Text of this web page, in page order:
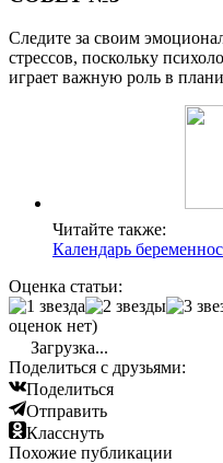
Следите за своим
стрессов, поскольку
играет важную роль в
Читайте также:
Календарь
Оценка статьи:
оценок нет)
Загрузка...
Поделиться с друзьями:
Поделиться
Отправить
Класснуть
Похожие публикации